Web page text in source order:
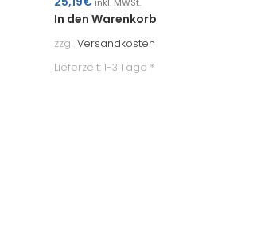
In den Warenkorb
zzgl.Versandkosten
Lieferzeit: 1-3 Tage *